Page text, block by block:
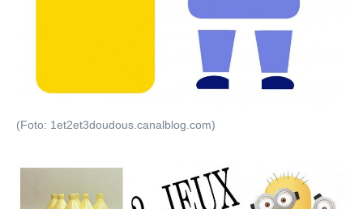
(Foto: 1et2et3doudous.canalblog.com)